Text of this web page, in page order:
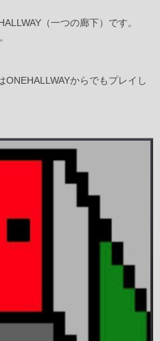
（一つの廊下）です。
からでもプレイし